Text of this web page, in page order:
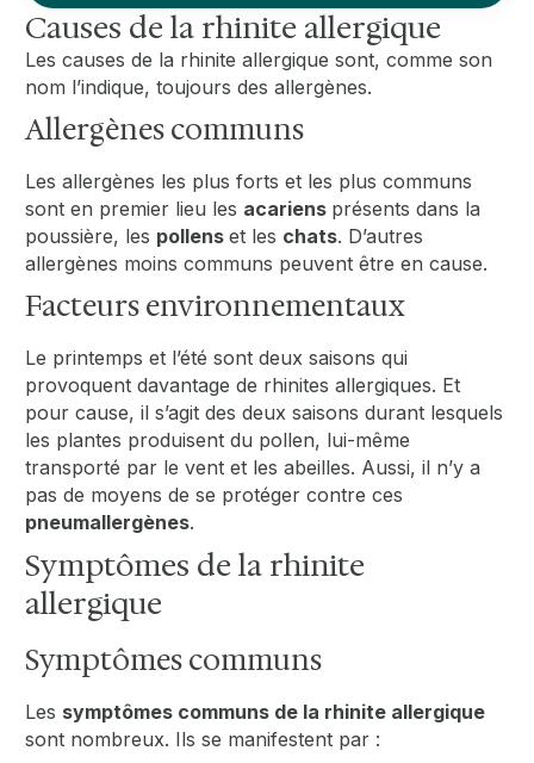
Causes de la rhinite allergique
Les causes de la rhinite allergique sont, comme son
nom l’indique, toujours des allergènes.
Allergènes communs
Les allergènes les plus forts et les plus communs
sont en premier lieu les acariens présents dans la
poussière, les pollenset les chats. D’autres
allergènes moins communs peuvent être en cause.
Facteurs environnementaux
Le printemps et l’été sont deux saisons qui
provoquent davantage de rhinites allergiques. Et
pour cause, il s’agit des deux saisons durant lesquels
les plantes produisent du pollen, lui-même
transporté par le vent et les abeilles. Aussi, il n’y a
pas de moyens de se protéger contre ces
pneumallergènes.
Symptômes de la rhinite
allergique
Symptômes communs
Les symptômes communs de la rhinite allergique
sont nombreux. Ils se manifestent par :